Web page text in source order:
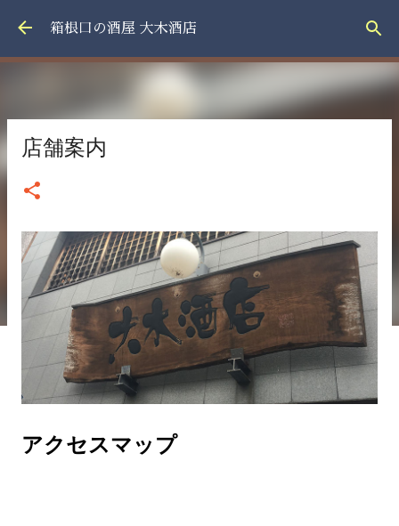
スキップしてメイン コンテンツに移動
箱根口の酒屋 大木酒店
店舗案内
アクセスマップ